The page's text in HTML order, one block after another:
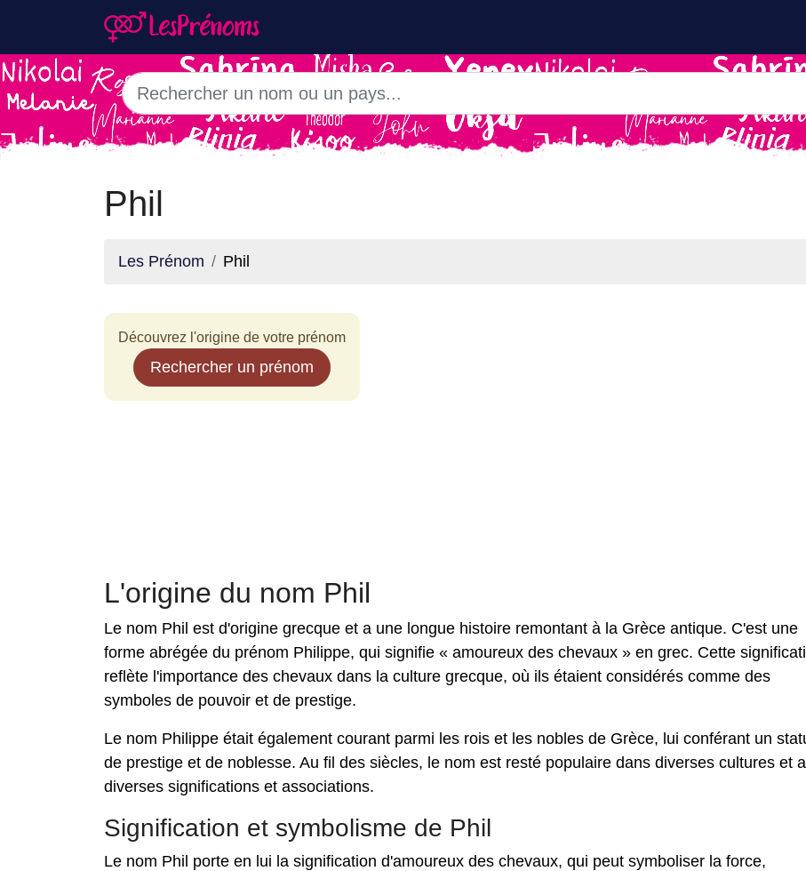
Phil
Les Prénom Phil
Découvrez l'origine de votre prénom
Rechercher un prénom
L'origine du nom Phil
Le nom Phil est d'origine grecque et a une longue histoire remontant à la Grèce antique. C'est une
forme abrégée du prénom Philippe, qui signifie « amoureux des chevaux » en grec. Cette
reflète l'importance des chevaux dans la culture grecque, où ils étaient considérés comme des
symboles de pouvoir et de prestige.
Le nom Philippe était également courant parmi les rois et les nobles de Grèce, lui conférant un
de prestige et de noblesse. Au fil des siècles, le nom est resté populaire dans diverses cultures et
diverses significations et associations.
Signification et symbolisme de Phil
Le nom Phil porte en lui la signification d'amoureux des chevaux, qui peut symboliser la force,